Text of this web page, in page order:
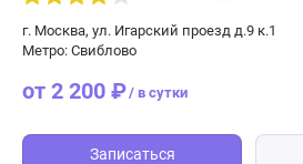
г. Москва, ул. Игарский проезд д.9 к.1
Метро: Свиблово
от 2 200 ₽/ в сутки
Записаться